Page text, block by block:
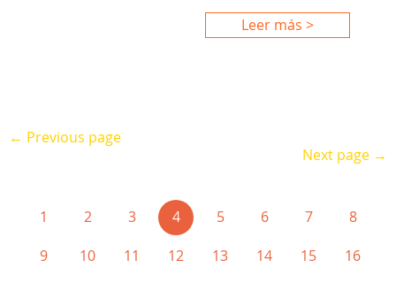
Leer más >
← Previous page
Next page →
1 2 3 4(current)
5 6 7
8
9
10 11 12 13 14 15
16